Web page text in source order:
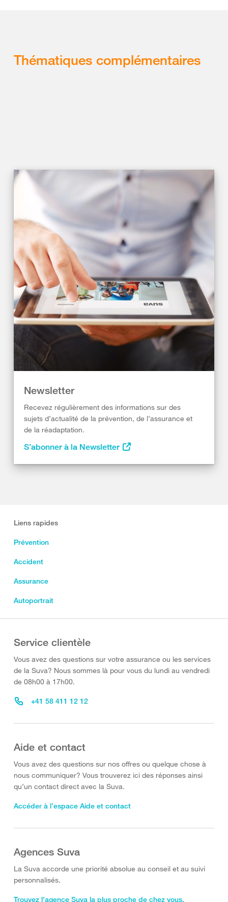
Thématiques complémentaires
Newsletter
Recevez régulièrement des informations sur des
sujets d’actualité de la prévention, de l’assurance et
de la réadaptation.
S’abonner à la Newsletter
Liens rapides
Prévention
Accident
Assurance
Autoportrait
Service clientèle
Vous avez des questions sur votre assurance ou les services
de la Suva? Nous sommes là pour vous du lundi au vendredi
de 08h00 à 17h00.
+41 58 411 12 12
Aide et contact
Vous avez des questions sur nos offres ou quelque chose à
nous communiquer? Vous trouverez ici des réponses ainsi
qu’un contact direct avec la Suva.
Accéder à l’espace Aide et contact
Agences Suva
La Suva accorde une priorité absolue au conseil et au suivi
personnalisés.
Trouvez l'agence Suva la plus proche de chez vous.